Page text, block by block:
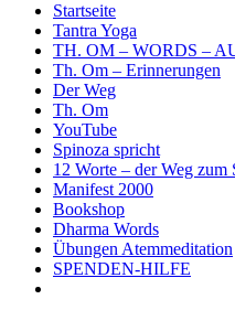
Startseite
Tantra Yoga
TH. OM – WORDS –
Th. Om – Erinnerungen
Der Weg
Th. Om
YouTube
Spinoza spricht
12 Worte – der Weg zum
Manifest 2000
Bookshop
Dharma Words
Übungen Atemmeditation
SPENDEN-HILFE